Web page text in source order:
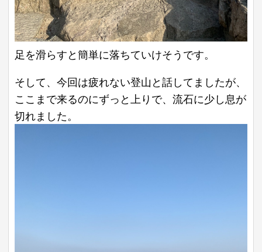
足を滑らすと簡単に落ちていけそうです。
そして、今回は疲れない登山と話してましたが、
ここまで来るのにずっと上りで、流石に少し息が
切れました。